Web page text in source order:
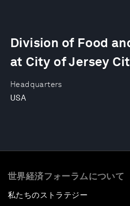
Headquarters
USA
Division of Food
at City of Jersey
世界経済フォーラムについて
私たちのストラテジー